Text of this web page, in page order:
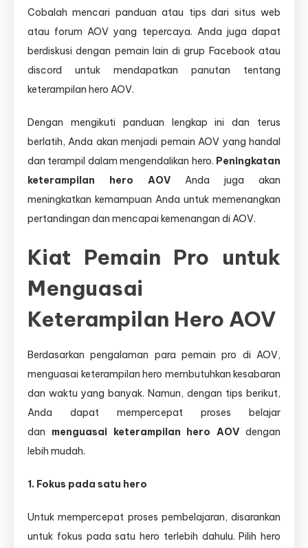
Cobalah mencari panduan atau tips dari situs web
atau forum AOV yang tepercaya. Anda juga dapat
berdiskusi dengan pemain lain di grup Facebook atau
discord untuk mendapatkan panutan tentang
keterampilan hero AOV.
Dengan mengikuti panduan lengkap ini dan terus
berlatih, Anda akan menjadi pemain AOV yang handal
dan terampil dalam mengendalikan hero. Peningkatan
keterampilan hero AOV Anda juga akan
meningkatkan kemampuan Anda untuk memenangkan
pertandingan dan mencapai kemenangan di AOV.
Kiat Pemain Pro untuk
Menguasai
Keterampilan Hero AOV
Berdasarkan pengalaman para pemain pro di AOV,
menguasai keterampilan hero membutuhkan kesabaran
dan waktu yang banyak. Namun, dengan tips berikut,
Anda dapat mempercepat proses belajar
dan menguasai keterampilan hero AOV dengan
lebih mudah.
1. Fokus pada satu hero
Untuk mempercepat proses pembelajaran, disarankan
untuk fokus pada satu hero terlebih dahulu. Pilih hero